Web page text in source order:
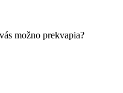
možno prekvapia?